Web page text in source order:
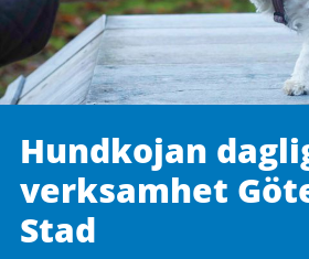
Hundkojan
verksamhet
Stad